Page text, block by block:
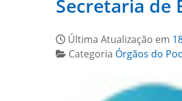
Secretaria de
Última Atualização em
Categoria Órgãos do